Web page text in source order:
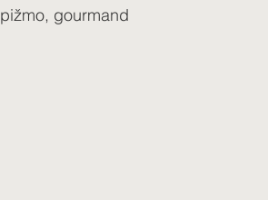
pižmo, gourmand